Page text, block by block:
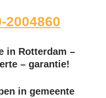
2004860
in Rotterdam –
– garantie!
in gemeente